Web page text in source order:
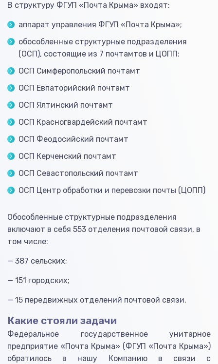
В структуру ФГУП «Почта Крыма» входят:
аппарат управления ФГУП «Почта Крыма»;
обособленные структурные подразделения
(ОСП), состоящие из 7 почтамтов и ЦОПП:
ОСП Симферопольский почтамт
ОСП Евпаторийский почтамт
ОСП Ялтинский почтамт
ОСП Красногвардейский почтамт
ОСП Феодосийский почтамт
ОСП Керченский почтамт
ОСП Севастопольский почтамт
ОСП Центр обработки и перевозки почты (ЦОПП)
Обособленные структурные подразделения
включают в себя 553 отделения почтовой связи, в
том числе:
— 387 сельских;
— 151 городских;
— 15 передвижных отделений почтовой связи.
Какие стояли задачи
Федеральное государственное унитарное
предприятие «Почта Крыма» (ФГУП «Почта Крыма»)
обратилось в нашу Компанию в связи с